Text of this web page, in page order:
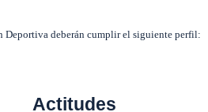
Deportiva deberán cumplir el siguiente perfil:
Actitudes